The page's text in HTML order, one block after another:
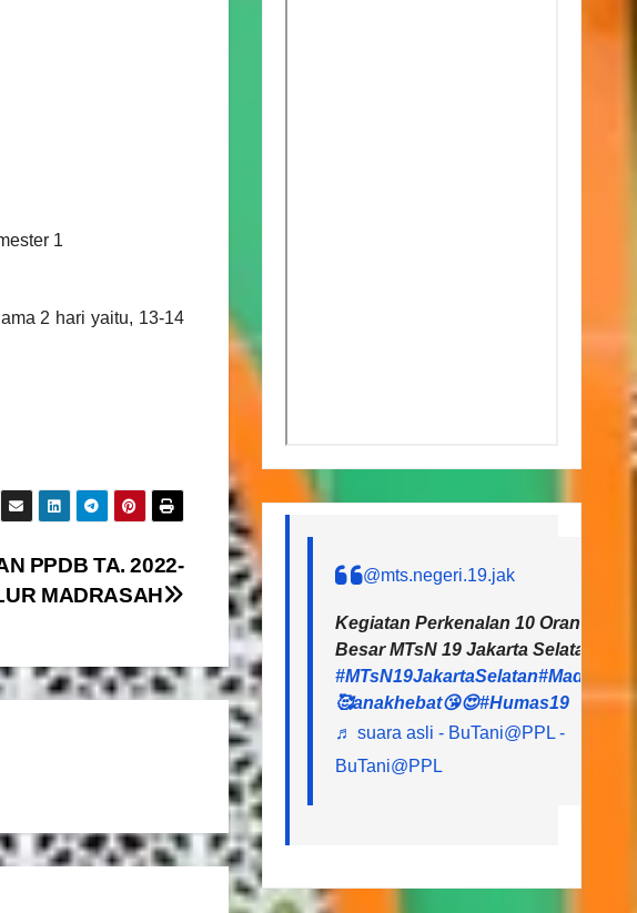
1
2 hari yaitu, 13-14
PPDB TA. 2022-
MADRASAH
@mts.negeri.19.jak
Kegiatan Perkenalan 10 Orang
Besar MTsN 19 Jakarta Selatan
#MTsN19JakartaSelatan
🥰anakhebat😘😍#Humas19
♬ suara asli - BuTani@PPL -
BuTani@PPL